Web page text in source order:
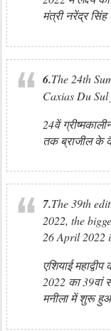
मंत्री नरेंद्र
6.The 24th
Caxias Du
24वें
तक ब्राजील के
7.The 39th
2022, the
26 April 2022
एशियाई
2022 का
मनीला में शुरू